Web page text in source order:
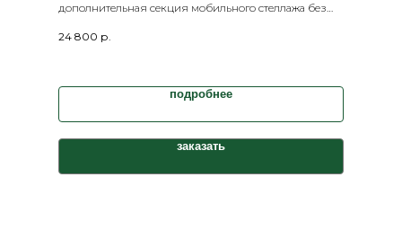
дополнительная секция мобильного стеллажа без
24 800 р.
подробнее
заказать